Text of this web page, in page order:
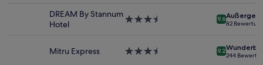
DREAM By Stannum
Hotel
3.5-
9.6
82
Mitru Express
3.5-
9.2
244